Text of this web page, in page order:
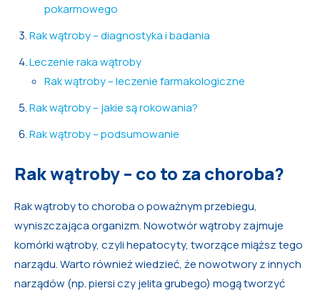
pokarmowego
Rak wątroby – diagnostyka i badania
Leczenie raka wątroby
Rak wątroby – leczenie farmakologiczne
Rak wątroby – jakie są rokowania?
Rak wątroby – podsumowanie
Rak wątroby – co to za choroba?
Rak wątroby to choroba o poważnym przebiegu,
wyniszczająca organizm. Nowotwór wątroby zajmuje
komórki wątroby, czyli hepatocyty, tworzące miąższ tego
narządu. Warto również wiedzieć, że nowotwory z innych
narządów (np. piersi czy jelita grubego) mogą tworzyć